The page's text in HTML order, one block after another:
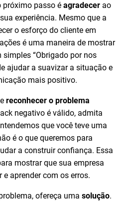
próximo passo é agradecer ao
experiência. Mesmo que a
o esforço do cliente em
é uma maneira de mostrar
“Obrigado por nos
ajudar a suavizar a situação e
mais positivo.
reconhecer o problema
negativo é válido, admita
que você teve uma
é o que queremos para
a construir confiança. Essa
mostrar que sua empresa
aprender com os erros.
ofereça uma solução.